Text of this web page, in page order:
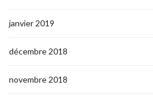
janvier 2019
décembre 2018
novembre 2018